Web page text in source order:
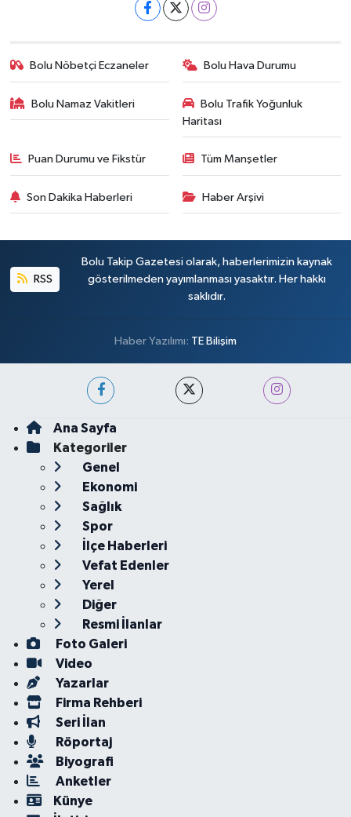
Bolu Nöbetçi Eczaneler Bolu Hava Durumu
Bolu Namaz Vakitleri
Bolu Trafik Yoğunluk
Haritası
Puan Durumu ve Fikstür Tüm Manşetler
Son Dakika Haberleri Haber Arşivi
RSS
Bolu Takip Gazetesi olarak, haberlerimizin kaynak
gösterilmeden yayımlanması yasaktır. Her hakkı
saklıdır.
Haber Yazılımı: TE Bilişim
Ana Sayfa
Kategoriler
Genel
Ekonomi
Sağlık
Spor
İlçe Haberleri
Vefat Edenler
Yerel
Diğer
Resmi İlanlar
Foto Galeri
Video
Yazarlar
Firma Rehberi
Seri İlan
Röportaj
Biyografi
Anketler
Künye